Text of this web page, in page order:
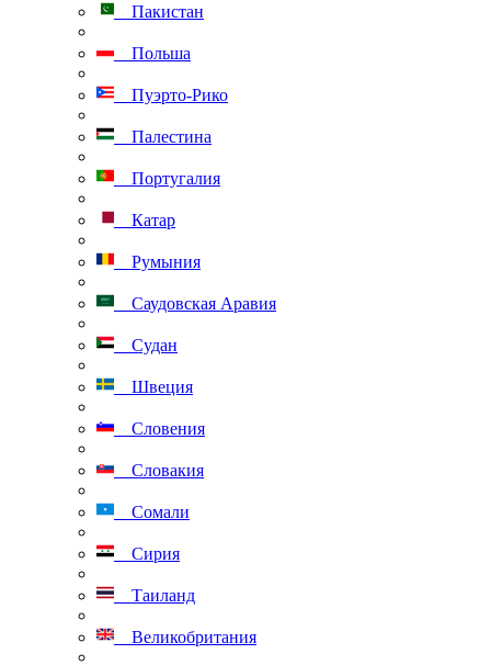
Пакистан
Польша
Пуэрто-Рико
Палестина
Португалия
Катар
Румыния
Саудовская Аравия
Судан
Швеция
Словения
Словакия
Сомали
Сирия
Таиланд
Великобритания